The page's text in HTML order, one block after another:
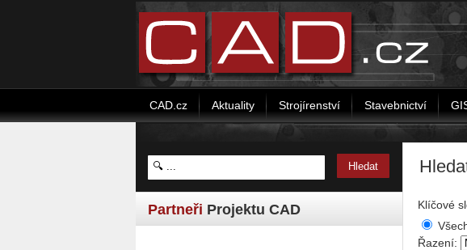
CAD.cz Aktuality Strojírenství Stavebnictví
Partneři Projektu CAD Klíčové
Řazení: